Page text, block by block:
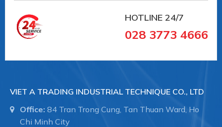
HOTLINE 24/7
028 3773 4666
VIET A TRADING INDUSTRIAL TECHNIQUE CO., LTD
Office: 84 Tran Trong Cung, Tan Thuan Ward, Ho
Chi Minh City